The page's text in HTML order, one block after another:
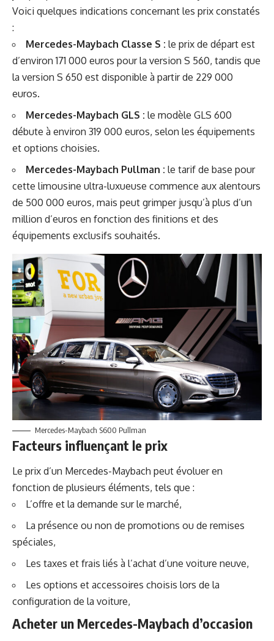
Voici quelques indications concernant les prix constatés
:
Mercedes-Maybach Classe S : le prix de départ est
d’environ 171 000 euros pour la version S 560, tandis que
la version S 650 est disponible à partir de 229 000
euros.
Mercedes-Maybach GLS : le modèle GLS 600
débute à environ 319 000 euros, selon les équipements
et options choisies.
Mercedes-Maybach Pullman : le tarif de base pour
cette limousine ultra-luxueuse commence aux alentours
de 500 000 euros, mais peut grimper jusqu’à plus d’un
million d’euros en fonction des finitions et des
équipements exclusifs souhaités.
Mercedes-Maybach S600 Pullman
Facteurs influençant le prix
Le prix d’un Mercedes-Maybach peut évoluer en
fonction de plusieurs éléments, tels que :
L’offre et la demande sur le marché,
La présence ou non de promotions ou de remises
spéciales,
Les taxes et frais liés à l’achat d’une voiture neuve,
Les options et accessoires choisis lors de la
configuration de la voiture,
Acheter un Mercedes-Maybach d’occasion